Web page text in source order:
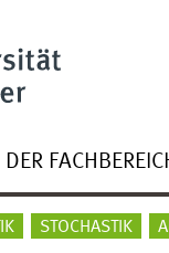
DER
STOCHASTIK